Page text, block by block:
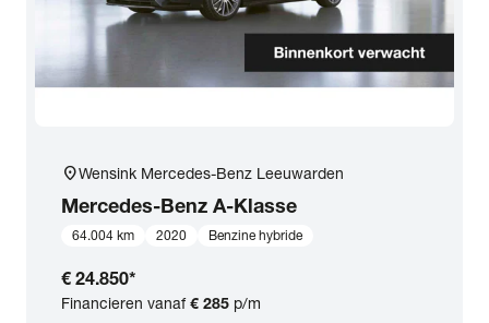
location_onWensink Mercedes-Benz Leeuwarden
Mercedes-Benz A-Klasse
64.004 km 2020 Benzine hybride
€ 24.850*
Financieren vanaf€ 285 p/m